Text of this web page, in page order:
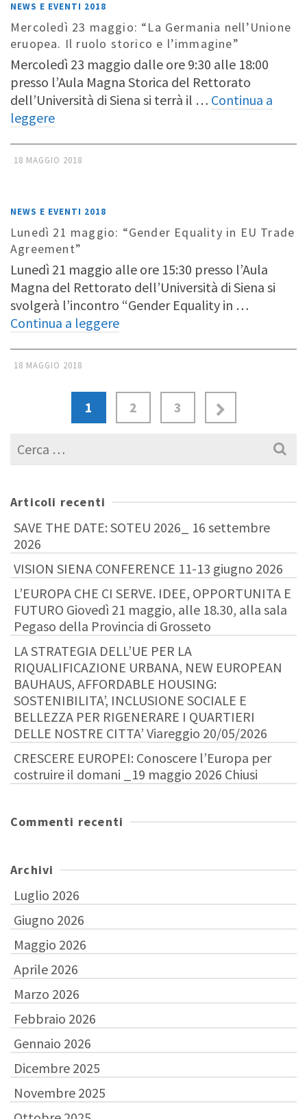
NEWS E EVENTI 2018
Mercoledì 23 maggio: “La Germania nell’Unione
eruopea. Il ruolo storico e l’immagine”
Mercoledì 23 maggio dalle ore 9:30 alle 18:00
presso l’Aula Magna Storica del Rettorato
dell’Università di Siena si terrà il … Continua a
leggere
18 MAGGIO 2018
NEWS E EVENTI 2018
Lunedì 21 maggio: “Gender Equality in EU Trade
Agreement”
Lunedì 21 maggio alle ore 15:30 presso l’Aula
Magna del Rettorato dell’Università di Siena si
svolgerà l’incontro “Gender Equality in …
Continua a leggere
18 MAGGIO 2018
1 2
3
Cerca
per:
Articoli recenti
SAVE THE DATE: SOTEU 2026_ 16 settembre
2026
VISION SIENA CONFERENCE 11-13 giugno 2026
L’EUROPA CHE CI SERVE. IDEE, OPPORTUNITA E
FUTURO Giovedì 21 maggio, alle 18.30, alla sala
Pegaso della Provincia di Grosseto
LA STRATEGIA DELL’UE PER LA
RIQUALIFICAZIONE URBANA, NEW EUROPEAN
BAUHAUS, AFFORDABLE HOUSING:
SOSTENIBILITA’, INCLUSIONE SOCIALE E
BELLEZZA PER RIGENERARE I QUARTIERI
DELLE NOSTRE CITTA’ Viareggio 20/05/2026
CRESCERE EUROPEI: Conoscere l’Europa per
costruire il domani _19 maggio 2026 Chiusi
Commenti recenti
Archivi
Luglio 2026
Giugno 2026
Maggio 2026
Aprile 2026
Marzo 2026
Febbraio 2026
Gennaio 2026
Dicembre 2025
Novembre 2025